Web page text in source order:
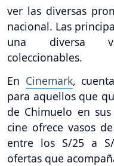
ver las diversas
nacional. Las
una diversa
coleccionables.
En Cinemark,
para aquellos que
de Chimuelo en
cine ofrece vasos
entre los S/25 a
ofertas que